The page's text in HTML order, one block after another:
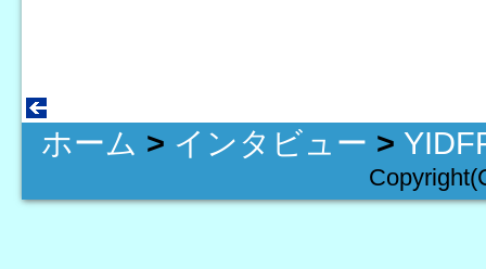
ホーム > インタビュー >